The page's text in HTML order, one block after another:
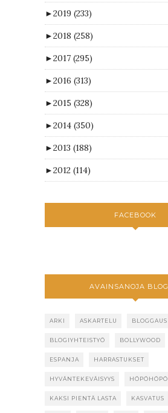
►2019 (233)
►2018 (258)
►2017 (295)
►2016 (313)
►2015 (328)
►2014 (350)
►2013 (188)
►2012 (114)
FACEBOOK
AVAINSANOJA
ARKI ASKARTELU BLOGGAUS
BLOGIYHTEISTYÖ BOLLYWOOD
ESPANJA HARRASTUKSET
HYVÄNTEKEVÄISYYS HÖPÖHÖPÖ
KAKSI PIENTÄ LASTA KASVATUS